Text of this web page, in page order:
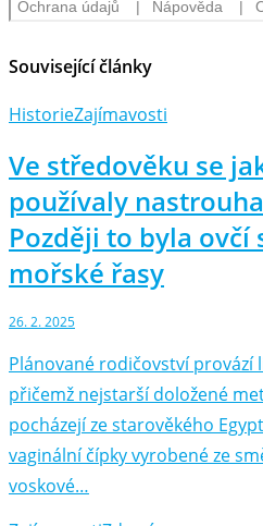
Související články
HistorieZajímavosti
Ve středověku se
používaly
Později to byla ovčí
mořské řasy
26. 2. 2025
Plánované rodičovství provází
přičemž nejstarší doložené
pocházejí ze starověkého
vaginální čípky vyrobené ze
voskové…